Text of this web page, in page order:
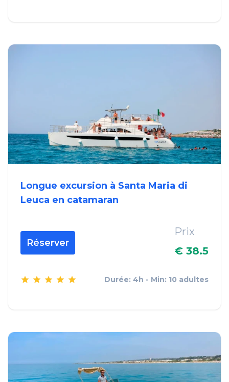
Longue excursion à Santa Maria di
Leuca en catamaran
Réserver
Prix
€ 38.5
Durée: 4h - Min: 10 adultes